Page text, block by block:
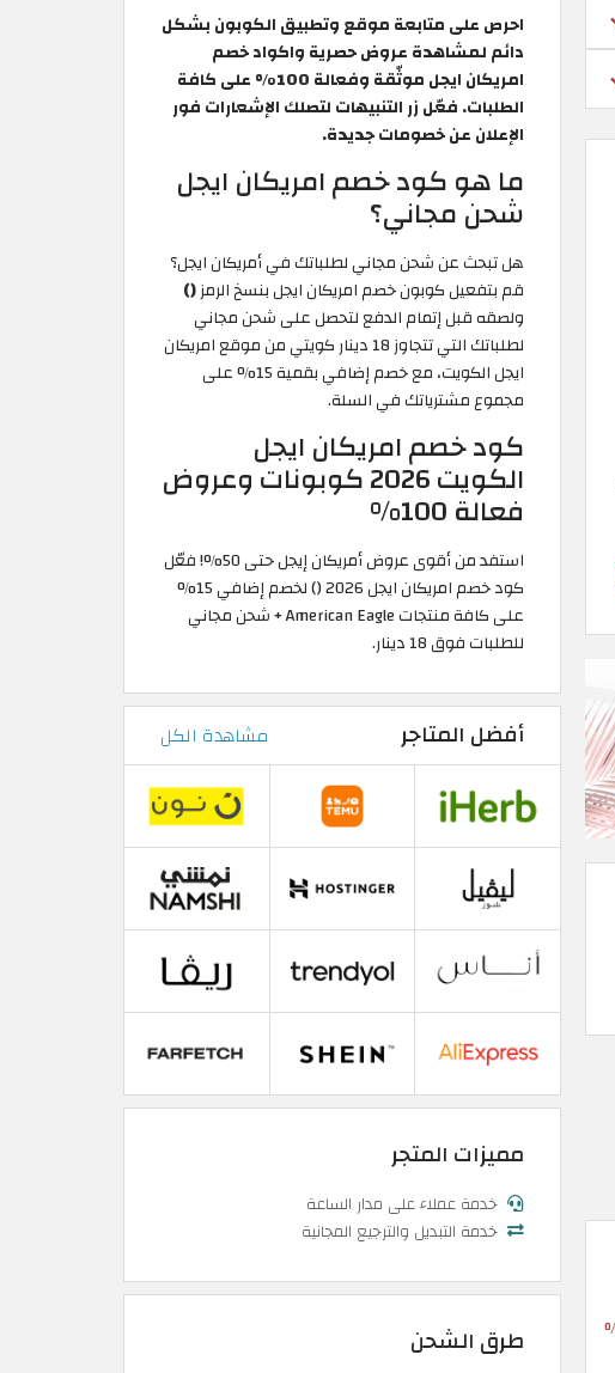
احرص على متابعة موقع وتطبيق الكوبون بشكل
دائم لمشاهدة عروض حصرية واكواد خصم
امريكان ايجل موثّقة وفعالة 100% على كافة
الطلبات. فعّل زر التنبيهات لتصلك الإشعارات فور
الإعلان عن خصومات جديدة.
ما هو كود خصم امريكان ايجل
شحن مجاني؟
هل تبحث عن شحن مجاني لطلباتك في أمريكان ايجل؟
قم بتفعيل كوبون خصم امريكان ايجل بنسخ الرمز()
ولصقه قبل إتمام الدفع لتحصل على شحن مجاني
لطلباتك التي تتجاوز 18 دينار كويتي من موقع امريكان
ايجل الكويت، مع خصم إضافي بقمية 15% على
مجموع مشترياتك في السلة.
كود خصم امريكان ايجل
الكويت 2026 كوبونات وعروض
فعالة 100%
استفد من أقوى عروض أمريكان إيجل حتى 50%! فعّل
كود خصم امريكان ايجل 2026 () لخصم إضافي 15%
على كافة منتجات American Eagle + شحن مجاني
للطلبات فوق 18 دينار.
أفضل المتاجر مشاهدة الكل
مميزات المتجر
خدمة عملاء على مدار الساعة
خدمة التبديل والترجيع المجانية
طرق الشحن